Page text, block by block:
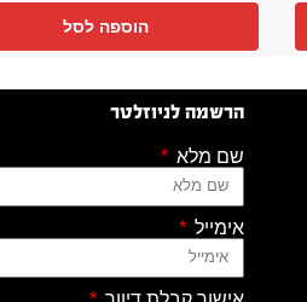
הוספה לסל
הרשמה לניוזלטר
שם מלא
אימייל